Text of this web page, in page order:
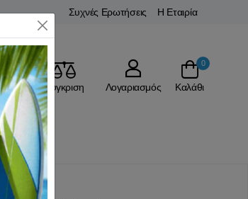
Συχνές Ερωτήσεις Η Εταιρία
Σύγκριση Λογαριασμός
0
Καλάθι
Close